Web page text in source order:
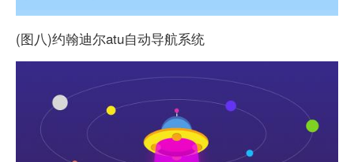
(图八)约翰迪尔atu自动导航系统